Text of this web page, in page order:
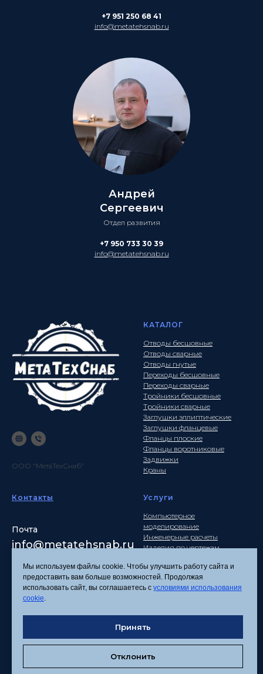
+7 951 250 68 41
info@metatehsnab.ru
Андрей
Сергеевич
Отдел развития
+7 950 733 30 39
info@metatehsnab.ru
ООО "МетаТехСнаб"
КАТАЛОГ
Отводы бесшовные
Отводы сварные
Отводы гнутые
Переходы бесшовные
Переходы сварные
Тройники бесшовные
Тройники сварные
Заглушки эллиптические
Заглушки фланцевые
Фланцы плоские
Фланцы воротниковые
Задвижки
Краны
Контакты
Почта
info@metatehsnab.ru
Услуги
Компьютерное
моделирование
Инженерные расчеты
Изделия по чертежам
Политика
Согласие на обработку
персональных данных
Соглашение об
Мы используем файлы cookie. Чтобы улучшить работу сайта и
предоставить вам больше возможностей. Продолжая
использовать сайт, вы соглашаетесь с условиями использования
cookie.
Принять
Отклонить